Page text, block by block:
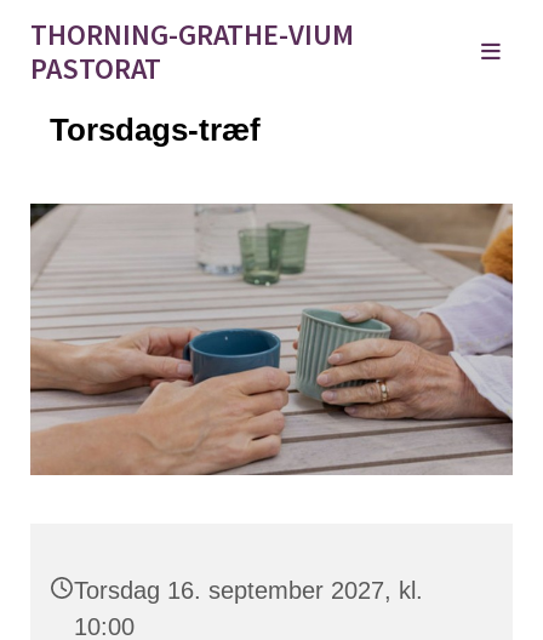
THORNING-GRATHE-VIUM
PASTORAT
Torsdags-træf
Torsdag 16. september 2027, kl.
10:00